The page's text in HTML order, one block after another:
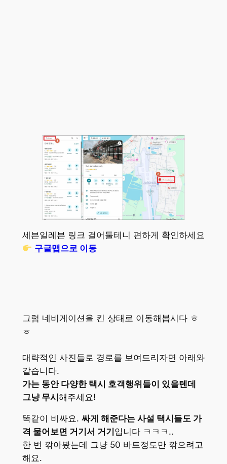
세븐일레븐 링크 걸어둘테니 편하게 확인하세요
구글맵으로 이동
그럼 네비게이션을 킨 상태로 이동해봅시다 ㅎ
ㅎ
대략적인 사진들로 경로를 보여드리자면 아래와
같습니다.
가는 동안 다양한 택시 호객행위들이 있을텐데
그냥 무시해주세요!
똑같이 비싸요. 싸게 해준다는 사설 택시들도 가
격 물어보면 거기서 거기 입니다 ㅋㅋㅋ..
한 번 깎아봤는데 그냥 50 바트정도만 깎으려고
해요.